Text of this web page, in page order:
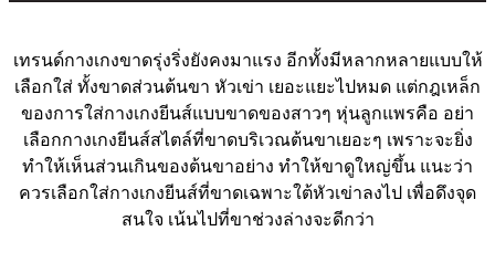
เทรนด์กางเกงขาดรุ่งริ่งยังคงมาแรง อีกทั้งมีหลากหลายแบบให้
เลือกใส่ ทั้งขาดส่วนต้นขา หัวเข่า เยอะแยะไปหมด แต่กฎเหล็ก
ของการใส่กางเกงยีนส์แบบขาดของสาวๆ หุ่นลูกแพรคือ อย่า
เลือกกางเกงยีนส์สไตล์ที่ขาดบริเวณต้นขาเยอะๆ เพราะจะยิ่ง
ทำให้เห็นส่วนเกินของต้นขาอย่าง ทำให้ขาดูใหญ่ขึ้น แนะว่า
ควรเลือกใส่กางเกงยีนส์ที่ขาดเฉพาะใต้หัวเข่าลงไป เพื่อดึงจุด
สนใจ เน้นไปที่ขาช่วงล่างจะดีกว่า